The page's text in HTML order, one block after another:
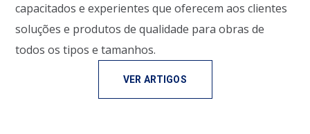
capacitados e experientes que oferecem aos clientes
soluções e produtos de qualidade para obras de
todos os tipos e tamanhos.
VER ARTIGOS